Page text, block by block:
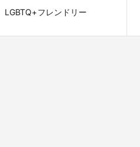
LGBTQ+フレンドリー